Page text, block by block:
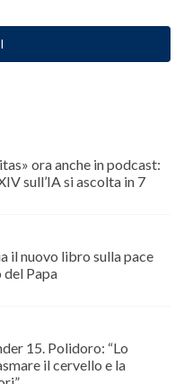
ora anche in podcast:
sull’IA si ascolta in 7
il nuovo libro sulla pace
Papa
15. Polidoro: “Lo
il cervello e la